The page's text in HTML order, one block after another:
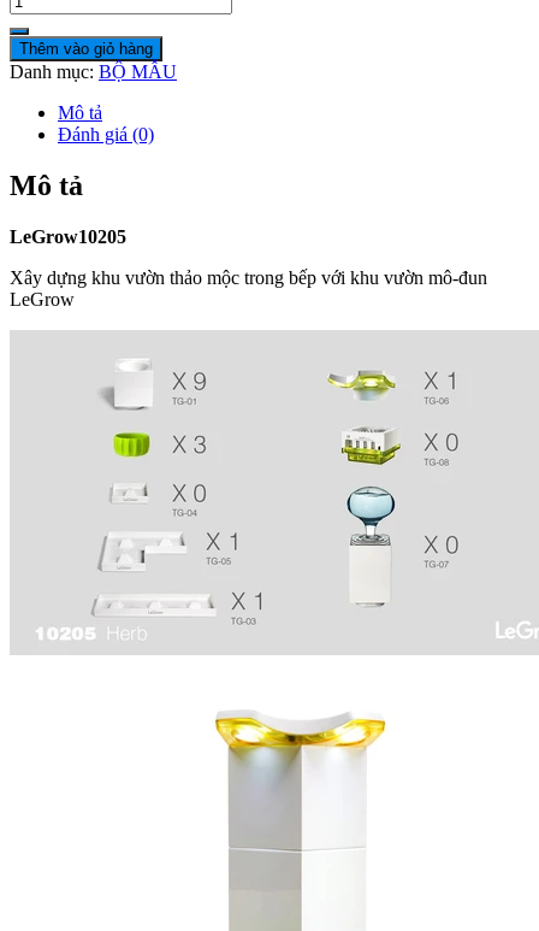
Thêm vào giỏ hàng
Danh mục: BỘ MẪU
Mô tả
Đánh giá (0)
Mô tả
LeGrow10205
Xây dựng khu vườn thảo mộc trong bếp với khu vườn mô-đun
LeGrow